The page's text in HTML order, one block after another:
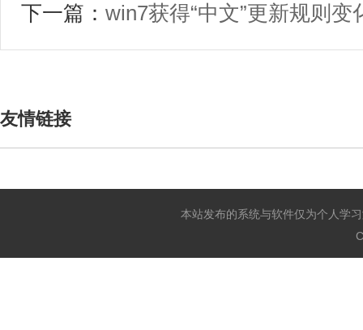
下一篇： win7获得“中文”更新规则变
友情链接
本站发布的系统与软件仅为个人学